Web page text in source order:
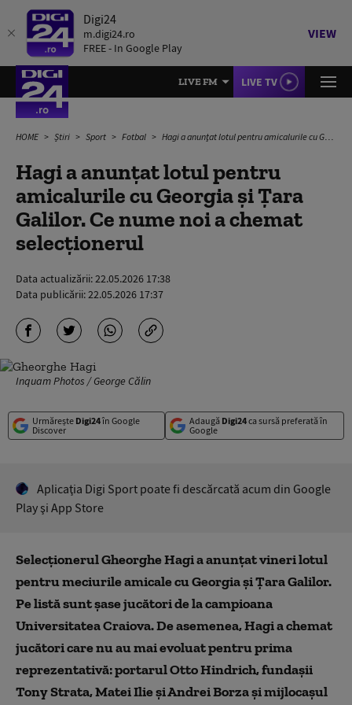
Digi24
m.digi24.ro
FREE - In Google Play
VIEW
LIVE FM LIVE TV
HOME Știri Sport Fotbal Hagi a anunţat lotul pentru amicalurile cu Georgia şi Ţara Galilor. Ce nume noi a chemat selecționerul
Hagi a anunţat lotul pentru
amicalurile cu Georgia şi Ţara
Galilor. Ce nume noi a chemat
selecționerul
Data actualizării:22.05.2026 17:38
Data publicării:22.05.2026 17:37
Inquam Photos / George Călin
Urmărește Digi24în Google
Discover
Adaugă Digi24ca sursă preferată în
Google
Aplicaţia Digi Sport poate fi descărcată acum din Google
Play şi App Store
Selecţionerul Gheorghe Hagi a anunțat vineri lotul
pentru meciurile amicale cu Georgia şi Ţara Galilor.
Pe listă sunt şase jucători de la campioana
Universitatea Craiova. De asemenea, Hagi a chemat
jucători care nu au mai evoluat pentru prima
reprezentativă: portarul Otto Hindrich, fundaşii
Tony Strata, Matei Ilie şi Andrei Borza şi mijlocaşul